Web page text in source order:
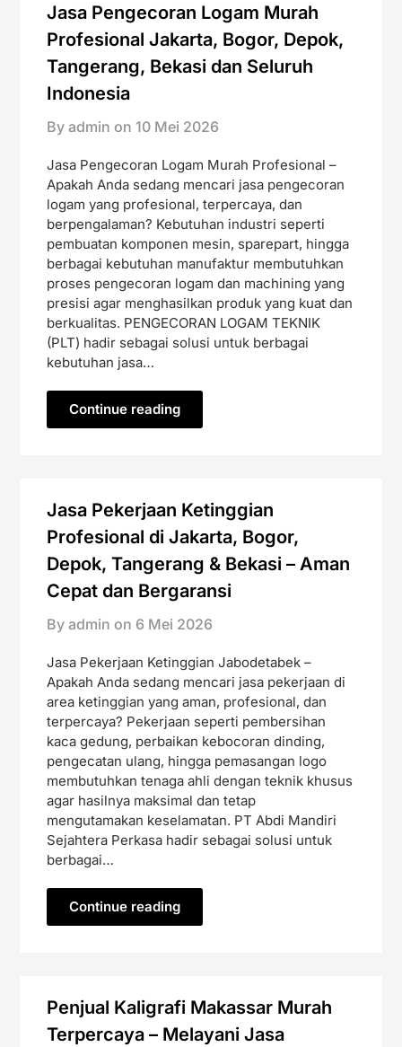
Jasa Pengecoran Logam Murah
Profesional Jakarta, Bogor, Depok,
Tangerang, Bekasi dan Seluruh
Indonesia
By admin on 10 Mei 2026
Jasa Pengecoran Logam Murah Profesional –
Apakah Anda sedang mencari jasa pengecoran
logam yang profesional, terpercaya, dan
berpengalaman? Kebutuhan industri seperti
pembuatan komponen mesin, sparepart, hingga
berbagai kebutuhan manufaktur membutuhkan
proses pengecoran logam dan machining yang
presisi agar menghasilkan produk yang kuat dan
berkualitas. PENGECORAN LOGAM TEKNIK
(PLT) hadir sebagai solusi untuk berbagai
kebutuhan jasa…
Continue reading
Jasa Pekerjaan Ketinggian
Profesional di Jakarta, Bogor,
Depok, Tangerang & Bekasi – Aman
Cepat dan Bergaransi
By admin on 6 Mei 2026
Jasa Pekerjaan Ketinggian Jabodetabek –
Apakah Anda sedang mencari jasa pekerjaan di
area ketinggian yang aman, profesional, dan
terpercaya? Pekerjaan seperti pembersihan
kaca gedung, perbaikan kebocoran dinding,
pengecatan ulang, hingga pemasangan logo
membutuhkan tenaga ahli dengan teknik khusus
agar hasilnya maksimal dan tetap
mengutamakan keselamatan. PT Abdi Mandiri
Sejahtera Perkasa hadir sebagai solusi untuk
berbagai…
Continue reading
Penjual Kaligrafi Makassar Murah
Terpercaya – Melayani Jasa